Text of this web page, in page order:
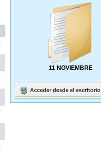
11 NOVIEMBRE
Acceder desde el escritorio